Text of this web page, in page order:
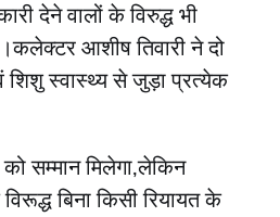
देने वालों के विरुद्ध भी
आशीष तिवारी ने दो
स्वास्थ्य से जुड़ा प्रत्येक
सम्मान मिलेगा,लेकिन
बिना किसी रियायत के